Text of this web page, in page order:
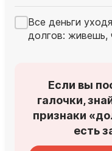
Все деньги
долгов: живешь,
Если вы
галочки,
признаки
есть